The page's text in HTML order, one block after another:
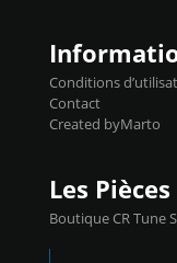
Conditions
Contact
Created byMarto
Les
Boutique CR Tune